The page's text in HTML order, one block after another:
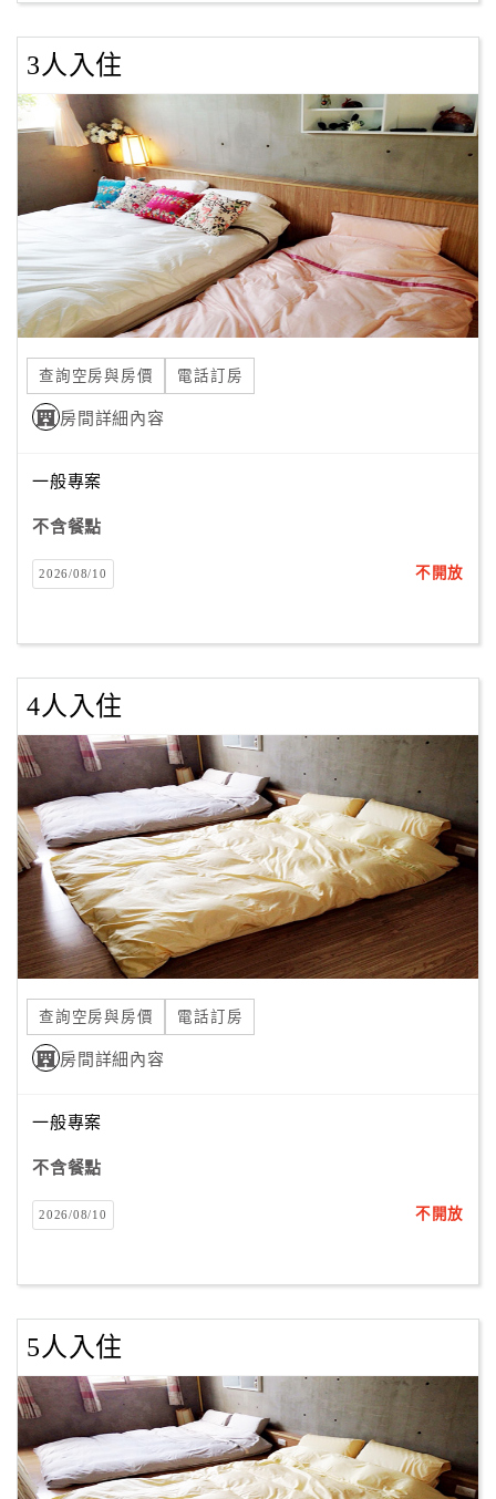
客
服
聯
絡
單
線
上
客
紅
訂
國
旅
卡
訂
房
請
款
收
據
合
作
店
廠
合
作
3人入住
查詢空房與房價 電話訂房
房間詳細內容
一般專案
不含餐點
2026/08/10 不開放
4人入住
查詢空房與房價 電話訂房
房間詳細內容
一般專案
不含餐點
2026/08/10 不開放
5人入住